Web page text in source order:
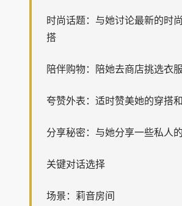
时尚话题：与她讨论最新的时
搭
陪伴购物：陪她去商店挑选衣
夸赞外表：适时赞美她的穿搭
分享秘密：与她分享一些私人
关键对话选择
场景：莉音房间